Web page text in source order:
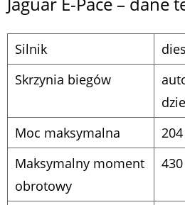
Silnik
Skrzynia biegów
Moc maksymalna
Maksymalny moment
obrotowy